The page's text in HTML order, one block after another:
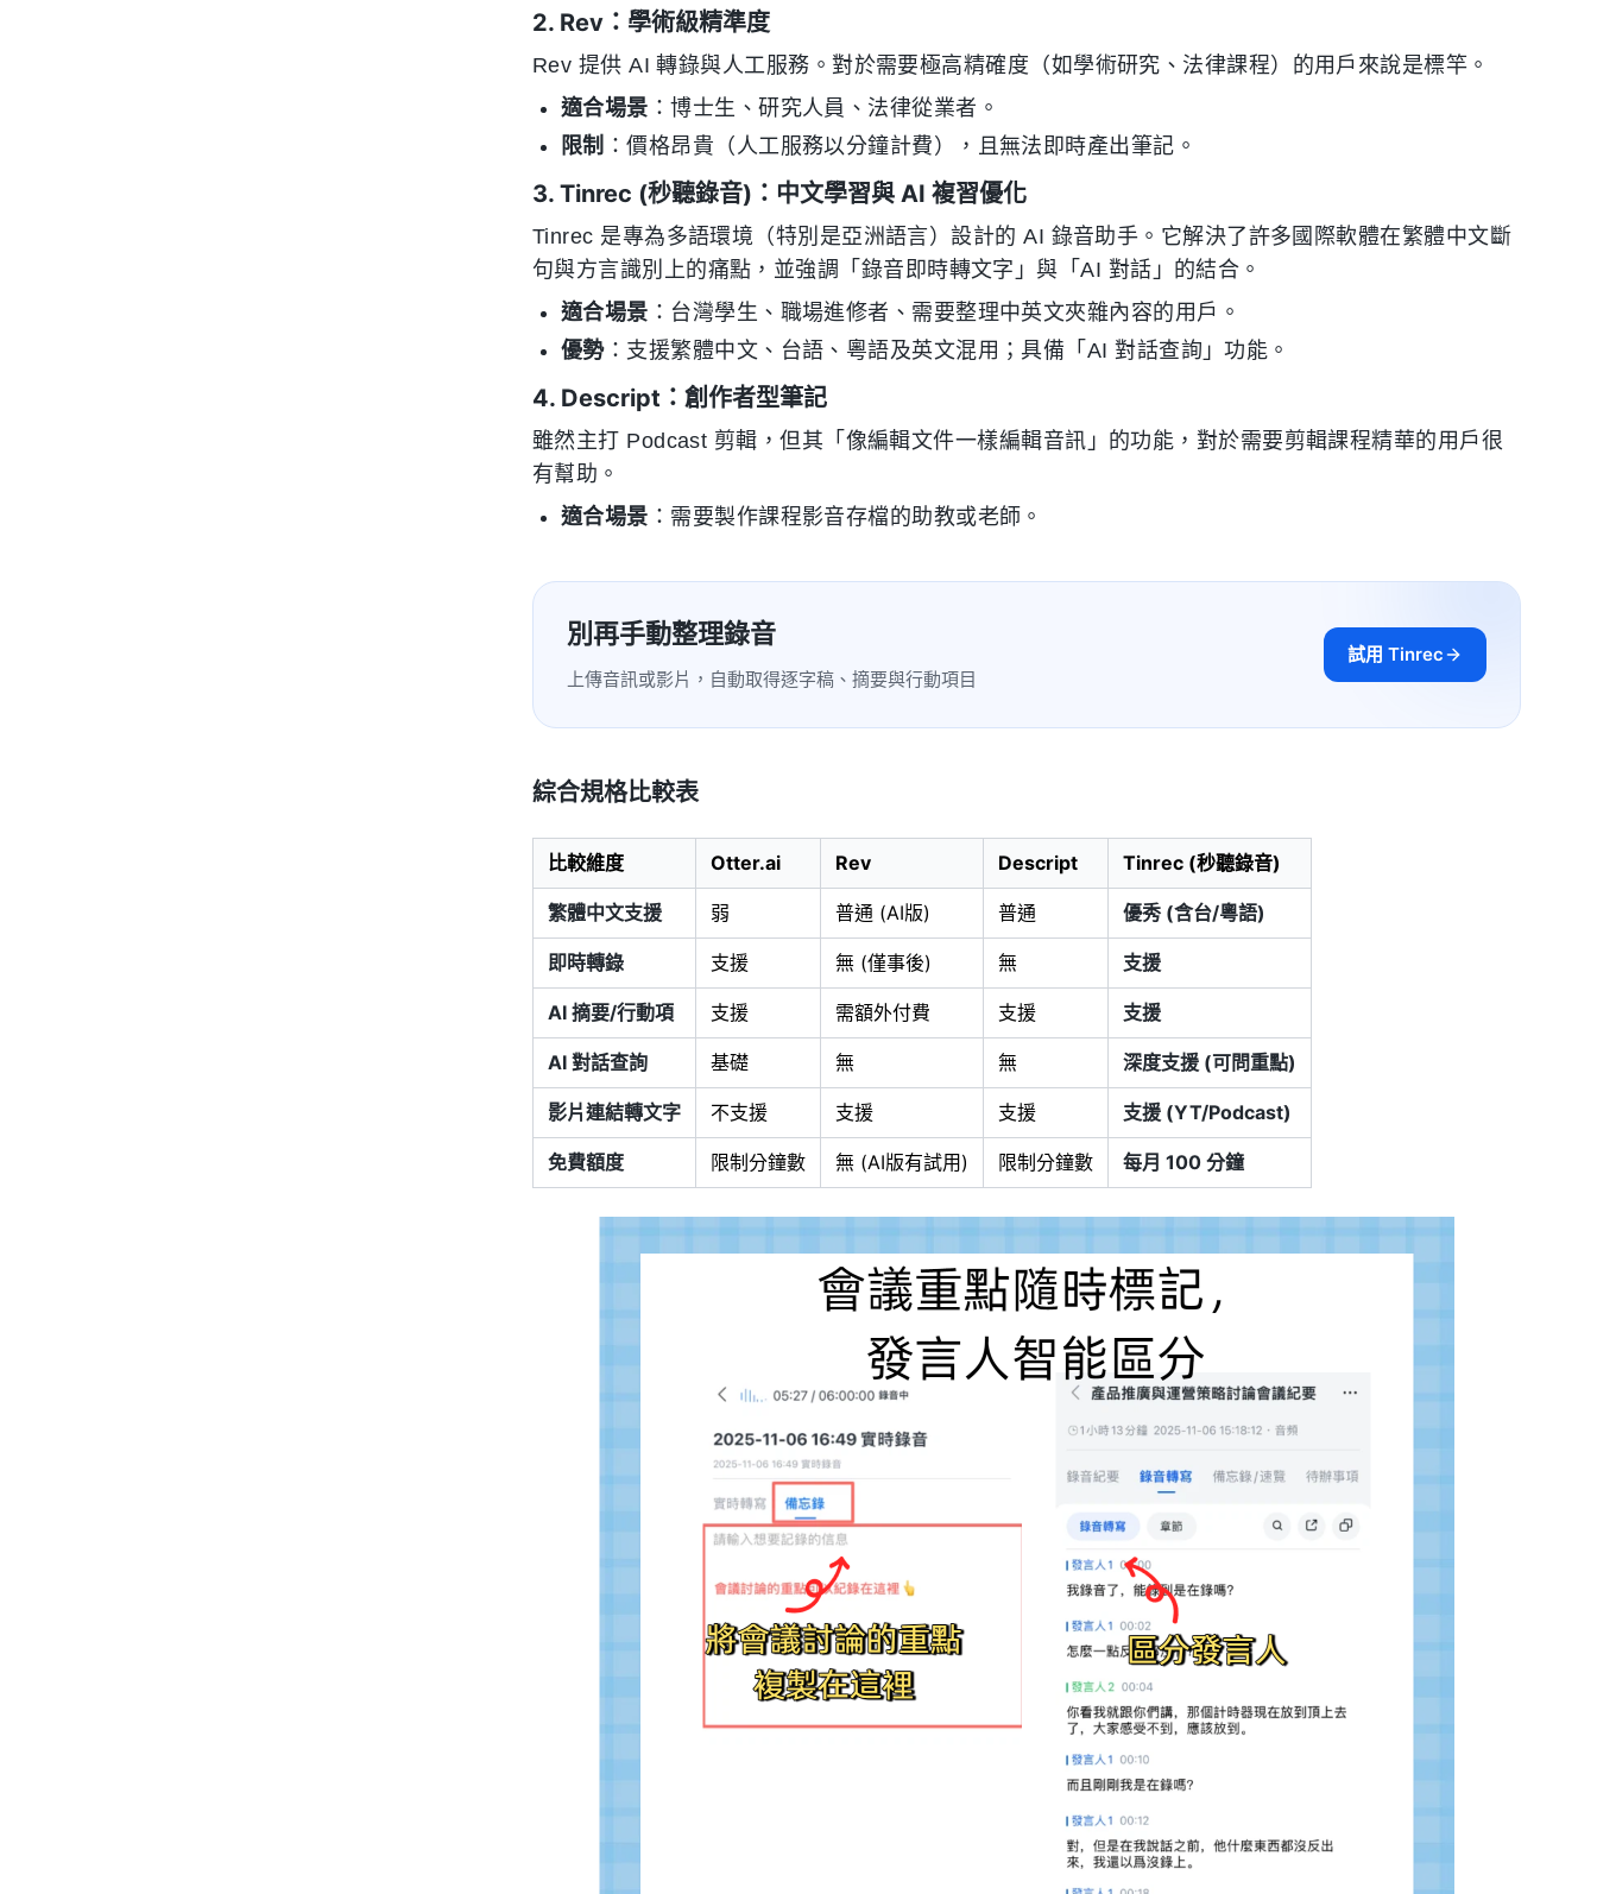
2. Rev：學術級精準度
Rev 提供 AI 轉錄與人工服務。對於需要極高精確度（如學術研究、法律課程）的用戶來說是標竿。
適合場景 ：博士生、研究人員、法律從業者。
限制 ：價格昂貴（人工服務以分鐘計費），且無法即時產出筆記。
3. Tinrec (秒聽錄音)：中文學習與 AI 複習優化
Tinrec 是專為多語環境（特別是亞洲語言）設計的 AI 錄音助手。它解決了許多國際軟體在繁體中文斷
句與方言識別上的痛點，並強調「錄音即時轉文字」與「AI 對話」的結合。
適合場景 ：台灣學生、職場進修者、需要整理中英文夾雜內容的用戶。
優勢：支援繁體中文、台語、粵語及英文混用；具備「AI 對話查詢」功能。
4. Descript：創作者型筆記
雖然主打 Podcast 剪輯，但其「像編輯文件一樣編輯音訊」的功能，對於需要剪輯課程精華的用戶很
有幫助。
適合場景 ：需要製作課程影音存檔的助教或老師。
別再手動整理錄音
上傳音訊或影片，自動取得逐字稿、摘要與行動項目
試用 Tinrec
綜合規格比較表
比較維度 Otter.ai Rev Descript Tinrec (秒聽錄音)
繁體中文支援 弱 普通 (AI版) 普通 優秀 (含台/粵語)
即時轉錄 支援 無 (僅事後) 無 支援
AI 摘要/行動項 支援 需額外付費 支援 支援
AI 對話查詢 基礎 無 無 深度支援 (可問重點)
影片連結轉文字 不支援 支援 支援 支援 (YT/Podcast)
免費額度 限制分鐘數 無 (AI版有試用) 限制分鐘數 每月 100 分鐘